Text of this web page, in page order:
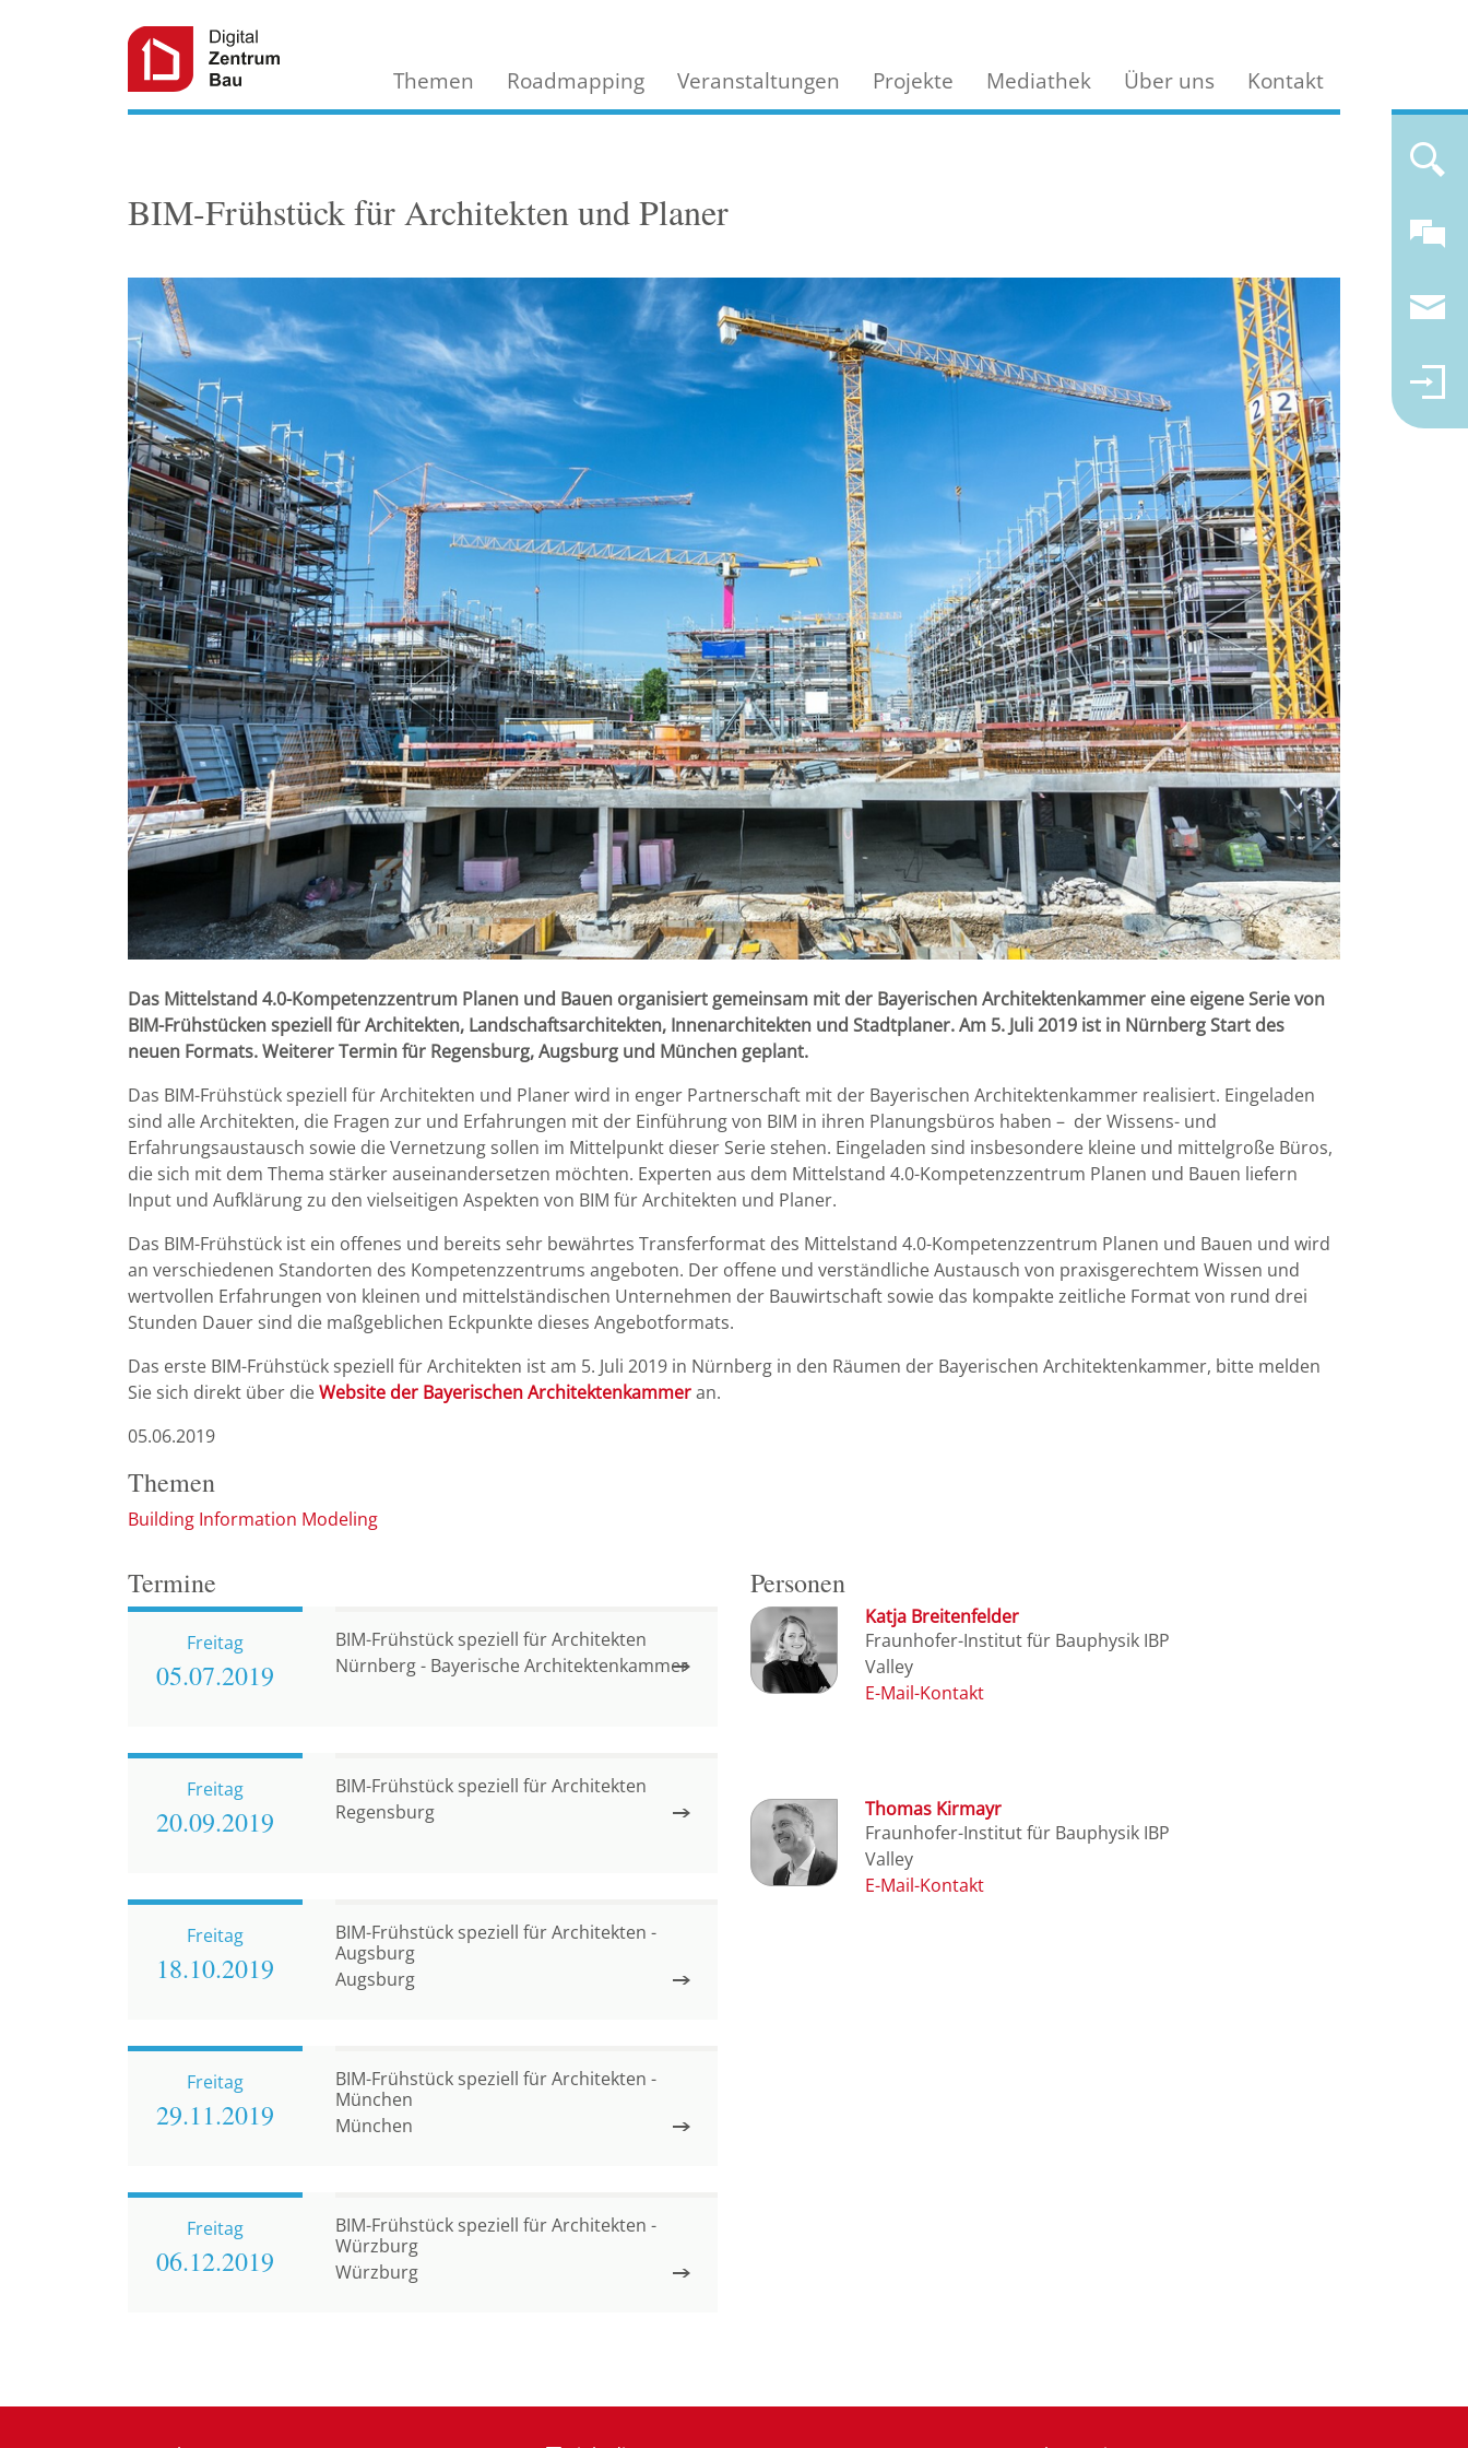
Themen Roadmapping Veranstaltungen Projekte Mediathek Über uns Kontakt
BIM-Frühstück für Architekten und Planer
Das Mittelstand 4.0-Kompetenzzentrum Planen und Bauen organisiert gemeinsam mit der Bayerischen Architektenkammer eine eigene Serie von
BIM-Frühstücken speziell für Architekten, Landschaftsarchitekten, Innenarchitekten und Stadtplaner. Am 5. Juli 2019 ist in Nürnberg Start des
neuen Formats. Weiterer Termin für Regensburg, Augsburg und München geplant.
Das BIM-Frühstück speziell für Architekten und Planer wird in enger Partnerschaft mit der Bayerischen Architektenkammer realisiert. Eingeladen
sind alle Architekten, die Fragen zur und Erfahrungen mit der Einführung von BIM in ihren Planungsbüros haben – der Wissens- und
Erfahrungsaustausch sowie die Vernetzung sollen im Mittelpunkt dieser Serie stehen. Eingeladen sind insbesondere kleine und mittelgroße Büros,
die sich mit dem Thema stärker auseinandersetzen möchten. Experten aus dem Mittelstand 4.0-Kompetenzzentrum Planen und Bauen liefern
Input und Aufklärung zu den vielseitigen Aspekten von BIM für Architekten und Planer.
Das BIM-Frühstück ist ein offenes und bereits sehr bewährtes Transferformat des Mittelstand 4.0-Kompetenzzentrum Planen und Bauen und wird
an verschiedenen Standorten des Kompetenzzentrums angeboten. Der offene und verständliche Austausch von praxisgerechtem Wissen und
wertvollen Erfahrungen von kleinen und mittelständischen Unternehmen der Bauwirtschaft sowie das kompakte zeitliche Format von rund drei
Stunden Dauer sind die maßgeblichen Eckpunkte dieses Angebotformats.
Das erste BIM-Frühstück speziell für Architekten ist am 5. Juli 2019 in Nürnberg in den Räumen der Bayerischen Architektenkammer, bitte melden
Sie sich direkt über dieWebsite der Bayerischen Architektenkammeran.
05.06.2019
Themen
Building Information Modeling
Termine
Freitag
05.07.2019 Nürnberg - Bayerische Architektenkammer
BIM-Frühstück speziell für Architekten
Freitag
20.09.2019 Regensburg
BIM-Frühstück speziell für Architekten
Freitag
18.10.2019 Augsburg
BIM-Frühstück speziell für Architekten -
Augsburg
Freitag
29.11.2019 München
BIM-Frühstück speziell für Architekten -
München
Freitag
06.12.2019 Würzburg
BIM-Frühstück speziell für Architekten -
Würzburg
Personen
Katja Breitenfelder
Fraunhofer-Institut für Bauphysik IBP
Valley
Thomas Kirmayr
Fraunhofer-Institut für Bauphysik IBP
Valley